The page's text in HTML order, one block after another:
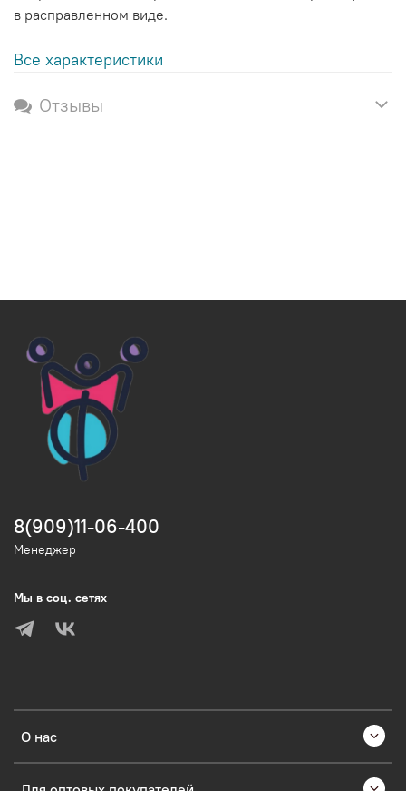
в расправленном виде.
Все характеристики
Отзывы
О нас
8(909)11-06-400
Менеджер
Мы в соц. сетях